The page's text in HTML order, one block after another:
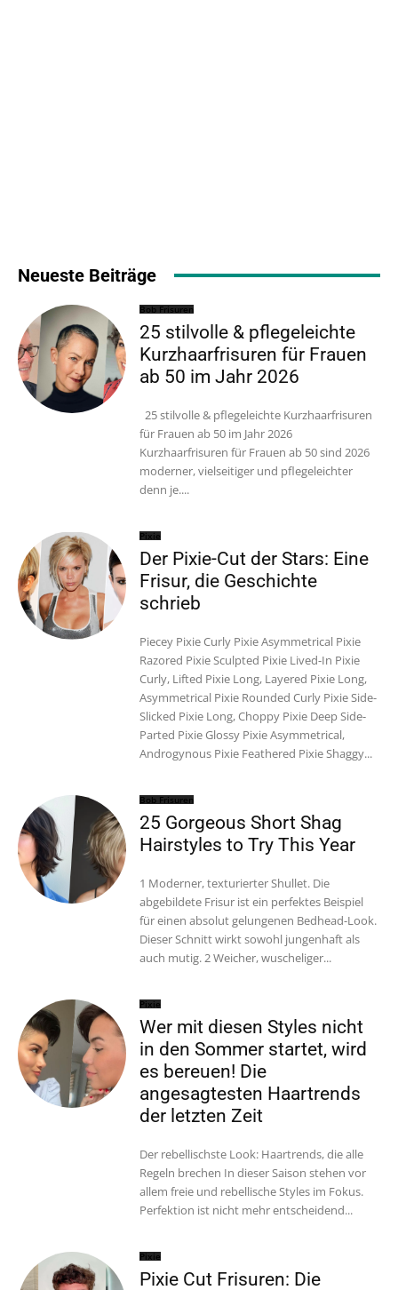
Neueste Beiträge
Bob Frisuren
25 stilvolle & pflegeleichte
Kurzhaarfrisuren für Frauen
ab 50 im Jahr 2026
25 stilvolle & pflegeleichte Kurzhaarfrisuren
für Frauen ab 50 im Jahr 2026
Kurzhaarfrisuren für Frauen ab 50 sind 2026
moderner, vielseitiger und pflegeleichter
denn je....
Pixie
Der Pixie-Cut der Stars: Eine
Frisur, die Geschichte
schrieb
Piecey Pixie Curly Pixie Asymmetrical Pixie
Razored Pixie Sculpted Pixie Lived-In Pixie
Curly, Lifted Pixie Long, Layered Pixie Long,
Asymmetrical Pixie Rounded Curly Pixie Side-
Slicked Pixie Long, Choppy Pixie Deep Side-
Parted Pixie Glossy Pixie Asymmetrical,
Androgynous Pixie Feathered Pixie Shaggy...
Bob Frisuren
25 Gorgeous Short Shag
Hairstyles to Try This Year
1 Moderner, texturierter Shullet. Die
abgebildete Frisur ist ein perfektes Beispiel
für einen absolut gelungenen Bedhead-Look.
Dieser Schnitt wirkt sowohl jungenhaft als
auch mutig. 2 Weicher, wuscheliger...
Pixie
Wer mit diesen Styles nicht
in den Sommer startet, wird
es bereuen! Die
angesagtesten Haartrends
der letzten Zeit
Der rebellischste Look: Haartrends, die alle
Regeln brechen In dieser Saison stehen vor
allem freie und rebellische Styles im Fokus.
Perfektion ist nicht mehr entscheidend...
Pixie
Pixie Cut Frisuren: Die